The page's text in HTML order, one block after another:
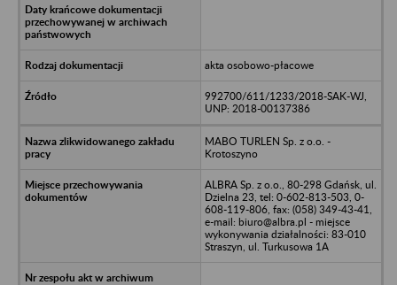
akta osobowo-płacowe
992700/611/1233/2018-SAK-WJ,
UNP: 2018-00137386
MABO TURLEN Sp. z o.o. -
Krotoszyno
ALBRA Sp. z o.o., 80-298 Gdańsk, ul.
Dzielna 23, tel: 0-602-813-503, 0-
608-119-806, fax: (058) 349-43-41,
e-mail: biuro@albra.pl - miejsce
wykonywania działalności: 83-010
Straszyn, ul. Turkusowa 1A